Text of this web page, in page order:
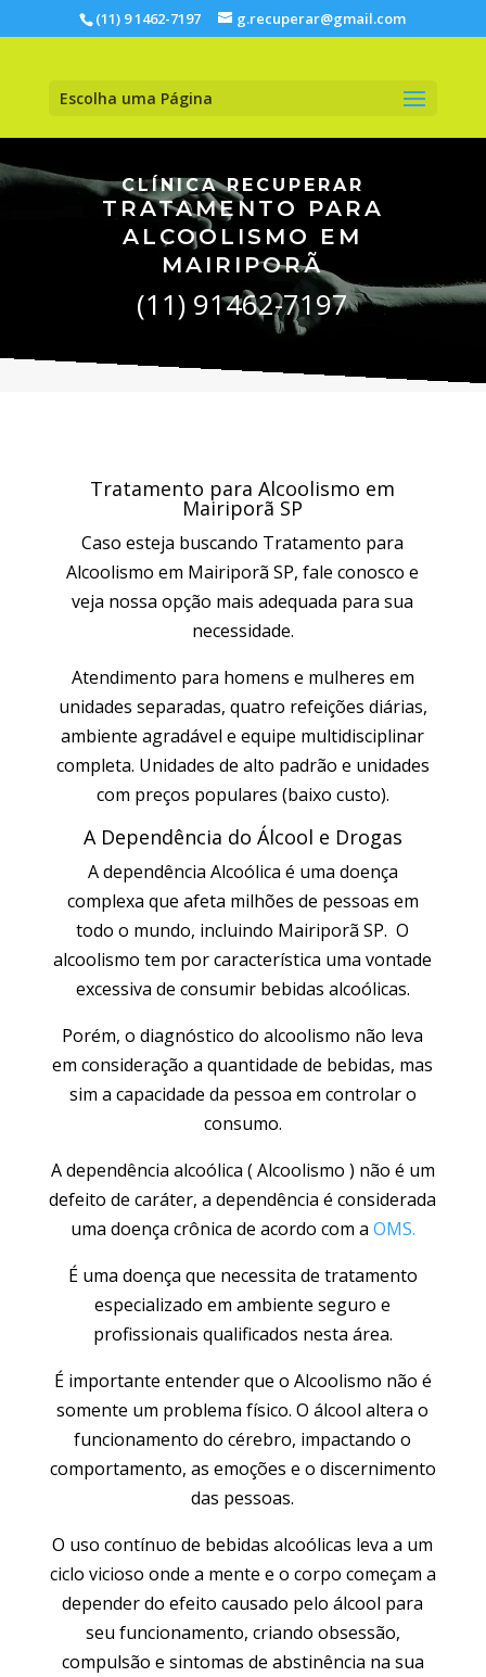
(11) 9 1462-7197 g.recuperar@gmail.com
Escolha uma Página
CLÍNICA RECUPERAR
TRATAMENTO PARA
ALCOOLISMO EM
MAIRIPORÃ
(11) 91462-7197
Tratamento para Alcoolismo em
Mairiporã SP
Caso esteja buscando Tratamento para
Alcoolismo em Mairiporã SP, fale conosco e
veja nossa opção mais adequada para sua
necessidade.
Atendimento para homens e mulheres em
unidades separadas, quatro refeições diárias,
ambiente agradável e equipe multidisciplinar
completa. Unidades de alto padrão e unidades
com preços populares (baixo custo).
A Dependência do Álcool e Drogas
A dependência Alcoólica é uma doença
complexa que afeta milhões de pessoas em
todo o mundo, incluindo Mairiporã SP. O
alcoolismo tem por característica uma vontade
excessiva de consumir bebidas alcoólicas.
Porém, o diagnóstico do alcoolismo não leva
em consideração a quantidade de bebidas, mas
sim a capacidade da pessoa em controlar o
consumo.
A dependência alcoólica ( Alcoolismo ) não é um
defeito de caráter, a dependência é considerada
uma doença crônica de acordo com a OMS.
É uma doença que necessita de tratamento
especializado em ambiente seguro e
profissionais qualificados nesta área.
É importante entender que o Alcoolismo não é
somente um problema físico. O álcool altera o
funcionamento do cérebro, impactando o
comportamento, as emoções e o discernimento
das pessoas.
O uso contínuo de bebidas alcoólicas leva a um
ciclo vicioso onde a mente e o corpo começam a
depender do efeito causado pelo álcool para
seu funcionamento, criando obsessão,
compulsão e sintomas de abstinência na sua